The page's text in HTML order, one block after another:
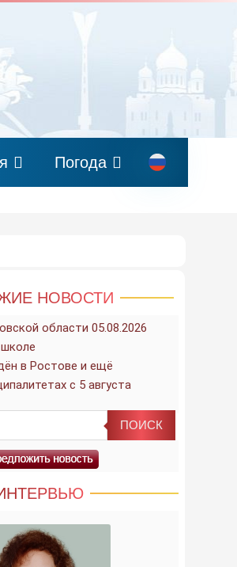
Погода
НОВОСТИ
области 05.08.2026
в Ростове и ещё
с 5 августа